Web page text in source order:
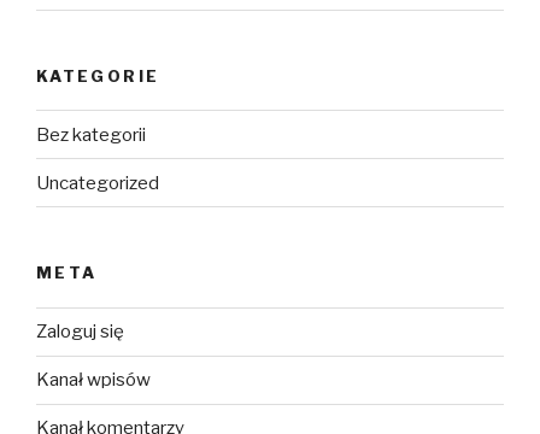
KATEGORIE
Bez kategorii
Uncategorized
META
Zaloguj się
Kanał wpisów
Kanał komentarzy